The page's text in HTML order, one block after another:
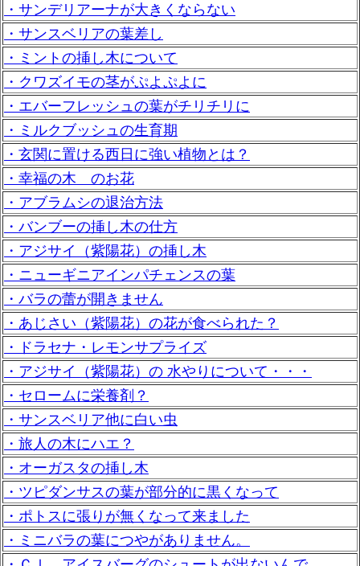
・サンデリアーナが大きくならない
・サンスベリアの葉差し
・ミントの挿し木について
・クワズイモの茎がぷよぷよに
・エバーフレッシュの葉がチリチリに
・ミルクブッシュの生育期
・玄関に置ける西日に強い植物とは？
・幸福の木 のお花
・アブラムシの退治方法
・バンブーの挿し木の仕方
・アジサイ（紫陽花）の挿し木
・ニューギニアインパチェンスの葉
・バラの蕾が開きません
・あじさい（紫陽花）の花が食べられた？
・ドラセナ・レモンサプライズ
・アジサイ（紫陽花）の 水やりについて・・・
・セロームに栄養剤？
・サンスベリア他に白い虫
・旅人の木にハエ？
・オーガスタの挿し木
・ツピダンサスの葉が部分的に黒くなって
・ポトスに張りが無くなって来ました
・ミニバラの葉につやがありません。